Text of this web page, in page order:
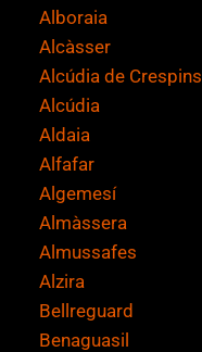
Alboraia
Alcàsser
Alcúdia de Crespins
Alcúdia
Aldaia
Alfafar
Algemesí
Almàssera
Almussafes
Alzira
Bellreguard
Benaguasil